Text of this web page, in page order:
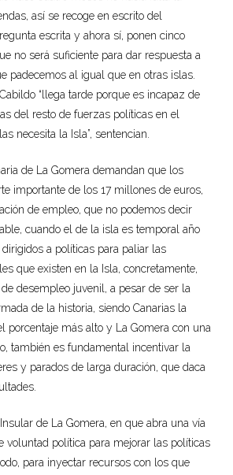
así se recoge en escrito del
escrita y ahora sí, ponen cinco
no será suficiente para dar respuesta a
padecemos al igual que en otras islas.
“llega tarde porque es incapaz de
del resto de fuerzas políticas en el
necesita la Isla”, sentencian.
de La Gomera demandan que los
importante de los 17 millones de euros,
de empleo, que no podemos decir
cuando el de la isla es temporal año
a políticas para paliar las
que existen en la Isla, concretamente,
desempleo juvenil, a pesar de ser la
de la historia, siendo Canarias la
porcentaje más alto y La Gomera con una
también es fundamental incentivar la
y parados de larga duración, que daca
de La Gomera, en que abra una vía
voluntad política para mejorar las políticas
para inyectar recursos con los que